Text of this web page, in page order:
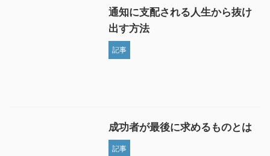
通知に支配される人生から抜け
出す方法
記事
成功者が最後に求めるものとは
記事